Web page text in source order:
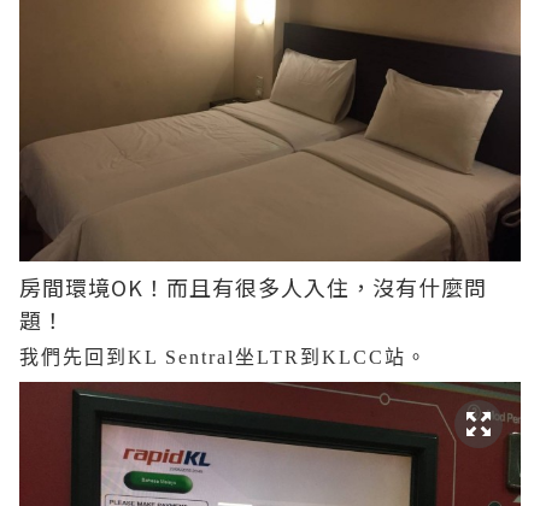
房間環境OK！而且有很多人入住，沒有什麼問
題！
我們先回到KL Sentral坐LTR到KLCC站。